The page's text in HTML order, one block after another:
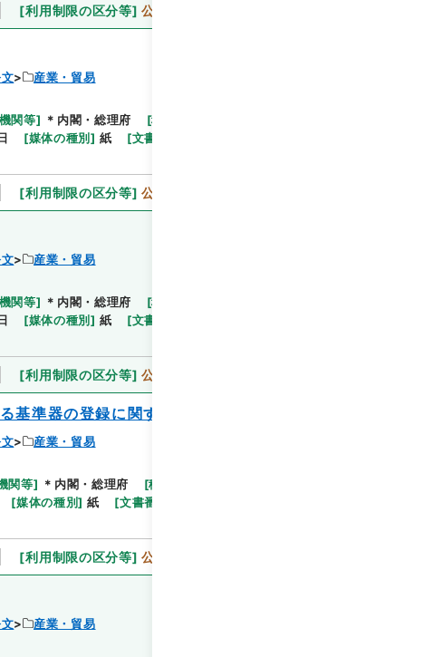
[利用制限の区分等] 公開
産業・貿易
関等] ＊内閣・総理府 [移管等年度
[媒体の種別] 紙 [文書番号
[利用制限の区分等] 公開
産業・貿易
関等] ＊内閣・総理府 [移管等年度
[媒体の種別] 紙 [文書番号
[利用制限の区分等] 公開
基準器の登録に関する政令
産業・貿易
関等] ＊内閣・総理府 [移管等年度
[媒体の種別] 紙 [文書番号
[利用制限の区分等] 公開
産業・貿易